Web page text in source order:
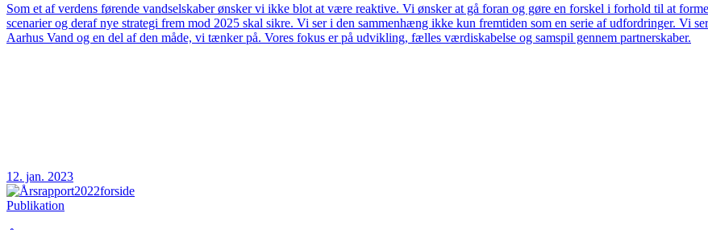
Som et af verdens førende vandselskaber ønsker vi ikke blot at være reaktive. Vi ønsker at gå foran og gøre en forskel i forhold til at
scenarier og deraf nye strategi frem mod 2025 skal sikre. Vi ser i den sammenhæng ikke kun fremtiden som en serie af udfordringer. Vi
Aarhus Vand og en del af den måde, vi tænker på. Vores fokus er på udvikling, fælles værdiskabelse og samspil gennem partnerskaber.
12. jan. 2023
Publikation